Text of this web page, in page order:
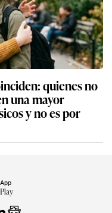
quienes no
una mayor
y no es por